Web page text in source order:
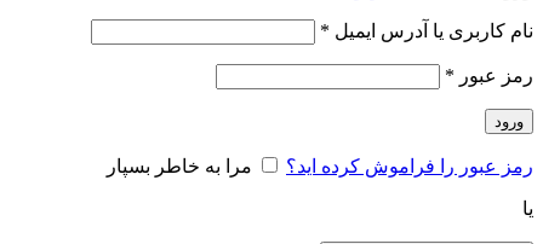
نام کاربری یا آدرس ایمیل *
رمز عبور *
ورود
رمز عبور را فراموش کرده اید؟ مرا به خاطر بسپار
یا